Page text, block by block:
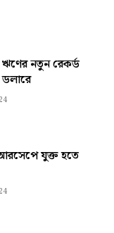
নতুন রেকর্ড
যুক্ত হতে